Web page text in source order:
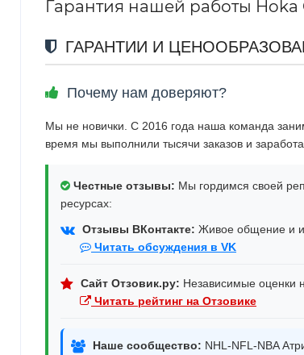
Гарантия нашей работы Hoka
ГАРАНТИИ И
Почему нам доверяют?
Мы не новички. С 2016 года наша команда
время мы выполнили тысячи заказов и
Честные отзывы: Мы гордимся своей
ресурсах:
Отзывы ВКонтакте: Живое общение и
Читать обсуждения в VK
Сайт Отзовик.ру: Независимые оценки
Читать рейтинг на Отзовике
Наше сообщество: NHL-NFL-NBA